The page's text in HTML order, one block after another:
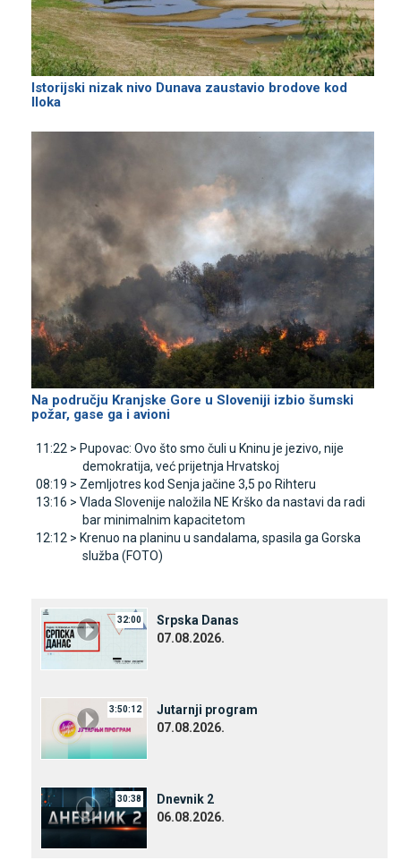
Istorijski nizak nivo Dunava zaustavio brodove kod
Iloka
Na području Kranjske Gore u Sloveniji izbio šumski
požar, gase ga i avioni
11:22 > Pupovac: Ovo što smo čuli u Kninu je jezivo, nije
demokratija, već prijetnja Hrvatskoj
08:19 > Zemljotres kod Senja jačine 3,5 po Rihteru
13:16 > Vlada Slovenije naložila NE Krško da nastavi da radi
bar minimalnim kapacitetom
12:12 > Krenuo na planinu u sandalama, spasila ga Gorska
služba (FOTO)
32:00
Srpska Danas
07.08.2026.
3:50:12
Јutarnji program
07.08.2026.
30:38
Dnevnik 2
06.08.2026.